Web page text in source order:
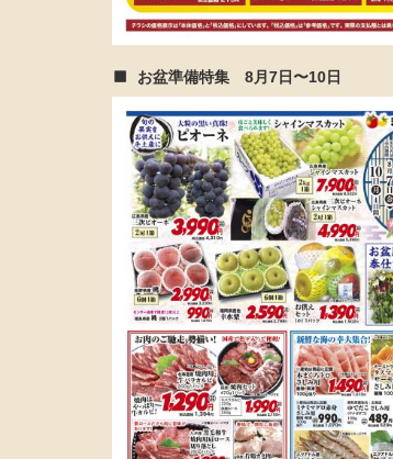
お盆準備特集 8月7日〜10日